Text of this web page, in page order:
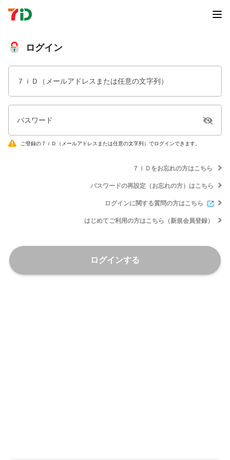
ログイン
７ｉＤ（メールアドレスまたは任意の文字列）
パスワード
ご登録の７ｉＤ（メールアドレスまたは任意の文字列）でログインできます。
７ｉＤをお忘れの方はこちら
パスワードの再設定（お忘れの方）はこちら
ログインに関する質問の方はこちら
はじめてご利用の方はこちら（新規会員登録）
ログインする